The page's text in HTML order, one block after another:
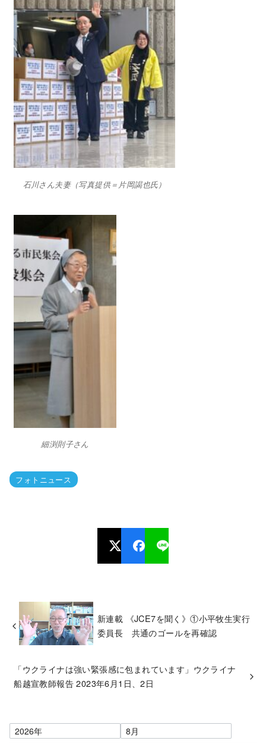
石川さん夫妻（写真提供＝片岡謁也氏）
細渕則子さん
フォトニュース
新連載 《JCE7を聞く》①小平牧生実行
委員長 共通のゴールを再確認
「ウクライナは強い緊張感に包まれています」ウクライナ
船越宣教師報告 2023年6月1日、2日